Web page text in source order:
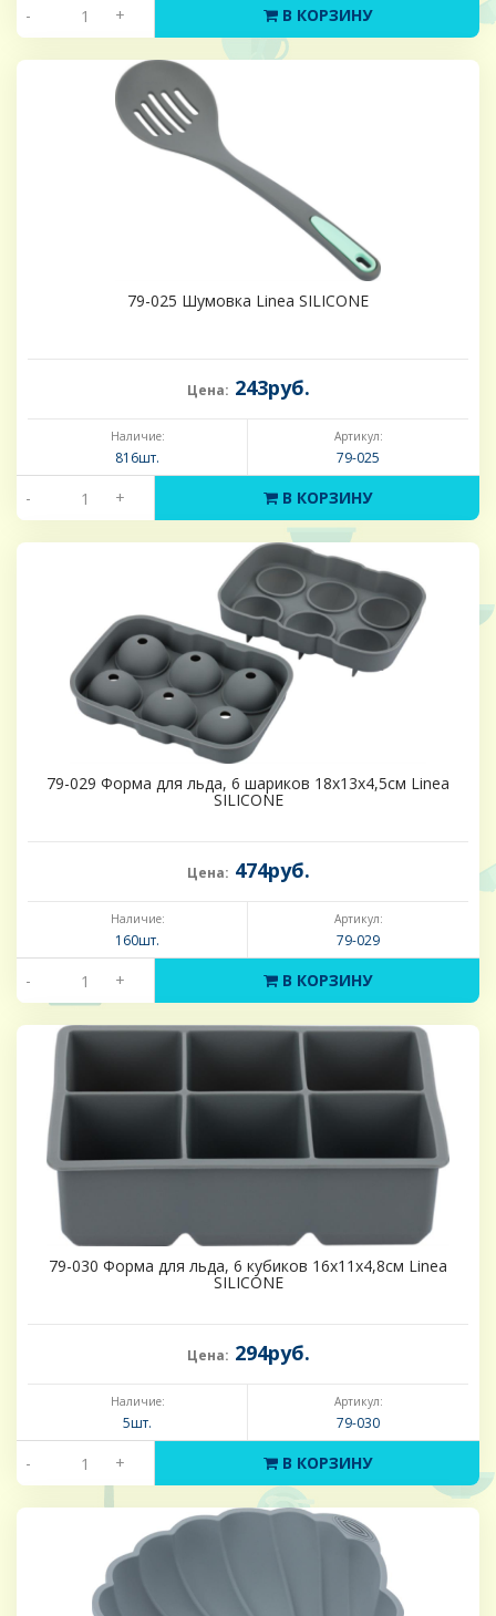
- + В КОРЗИНУ
79-025 Шумовка Linea SILICONE
Цена: 243руб.
Наличие:
816шт.
Артикул:
79-025
- + В КОРЗИНУ
79-029 Форма для льда, 6 шариков 18х13х4,5см Linea
SILICONE
Цена: 474руб.
Наличие:
160шт.
Артикул:
79-029
- + В КОРЗИНУ
79-030 Форма для льда, 6 кубиков 16х11x4,8см Linea
SILICONE
Цена: 294руб.
Наличие:
5шт.
Артикул:
79-030
- + В КОРЗИНУ